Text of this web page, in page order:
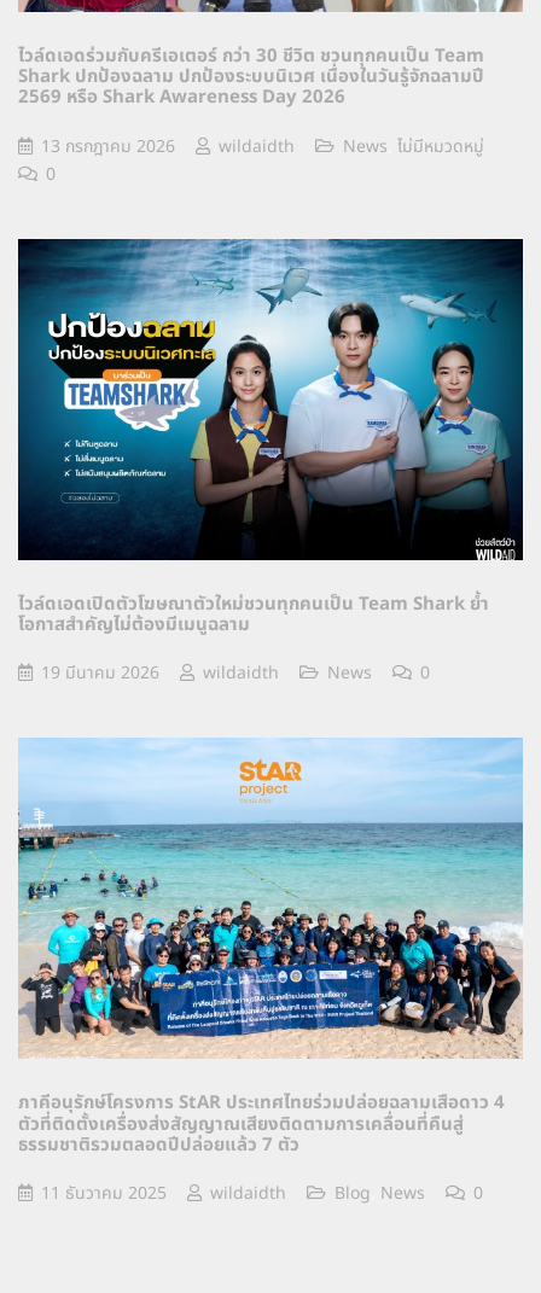
ไวล์ดเอดร่วมกับครีเอเตอร์ กว่า 30 ชีวิต ชวนทุกคนเป็น Team
Shark ปกป้องฉลาม ปกป้องระบบนิเวศ เนื่องในวันรู้จักฉลามปี
2569 หรือ Shark Awareness Day 2026
13 กรกฎาคม 2026 wildaidth News ไม่มีหมวดหมู่
0
ไวล์ดเอดเปิดตัวโฆษณาตัวใหม่ชวนทุกคนเป็น Team Shark ย้ำ
โอกาสสำคัญไม่ต้องมีเมนูฉลาม
19 มีนาคม 2026 wildaidth News 0
ภาคีอนุรักษ์โครงการ StAR ประเทศไทยร่วมปล่อยฉลามเสือดาว 4
ตัวที่ติดตั้งเครื่องส่งสัญญาณเสียงติดตามการเคลื่อนที่คืนสู่
ธรรมชาติรวมตลอดปีปล่อยแล้ว 7 ตัว
11 ธันวาคม 2025 wildaidth Blog News 0